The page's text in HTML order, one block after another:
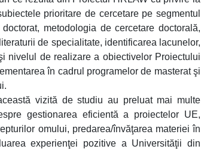
prioritare de cercetare pe segmentul
metodologia de cercetare doctorală,
de specialitate, identificarea lacunelor,
nivelul de realizare a obiectivelor Proiectului
în cadrul programelor de masterat şi
vizită de studiu au preluat mai multe
gestionarea eficientă a proiectelor UE,
omului, predarea/învăţarea materiei în
experienţei pozitive a Universităţii din